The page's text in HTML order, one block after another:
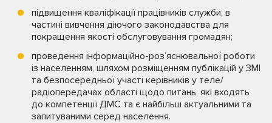
підвищення кваліфікації працівників служби, в
частині вивчення діючого законодавства для
покращення якості обслуговування громадян;
проведення інформаційно-роз’яснювальної роботи
із населенням, шляхом розміщенням публікацій у ЗМІ
та безпосередньої участі керівників у теле/
радіопередачах області щодо питань, які входять
до компетенції ДМС та є найбільш актуальними та
запитуваними серед населення.